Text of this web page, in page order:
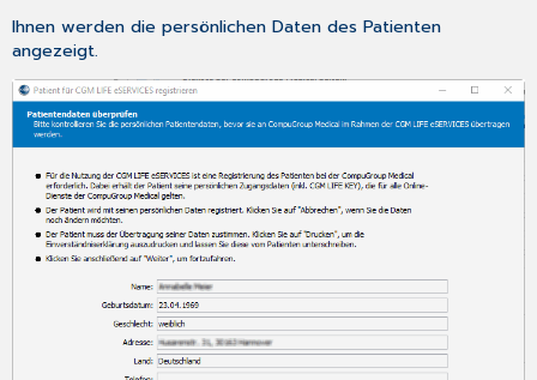
Ihnen werden die persönlichen Daten des Patienten
angezeigt.